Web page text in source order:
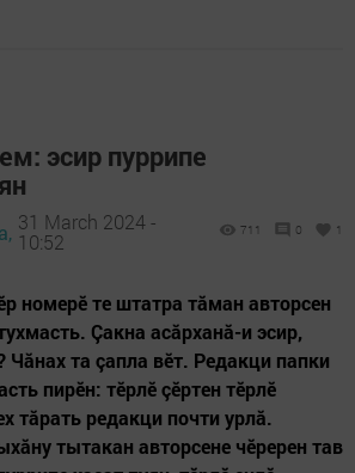
эсир пуррипе
31 March 2024 -
10:52
711 0 1
номерӗ те штатра тăман авторсен
Çакна асăрханă-и эсир,
Чăнах та çапла вӗт. Редакци папки
пирӗн: тӗрлӗ çӗртен тӗрлӗ
тăрать редакци почти урлă.
тытакан авторсене чӗререн тав